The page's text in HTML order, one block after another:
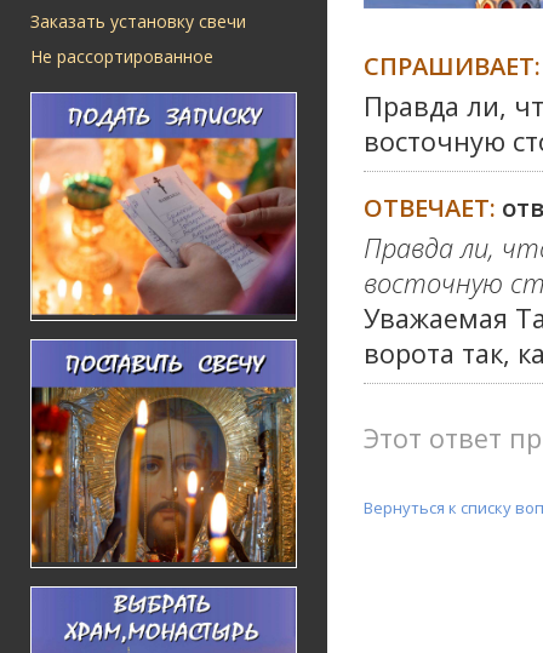
Заказать установку свечи
Не рассортированное
СПРАШИВАЕТ:
Правда ли,
восточную
ОТВЕЧАЕТ:
Правда ли,
восточную
Уважаемая
ворота так,
Этот ответ
Вернуться к списку